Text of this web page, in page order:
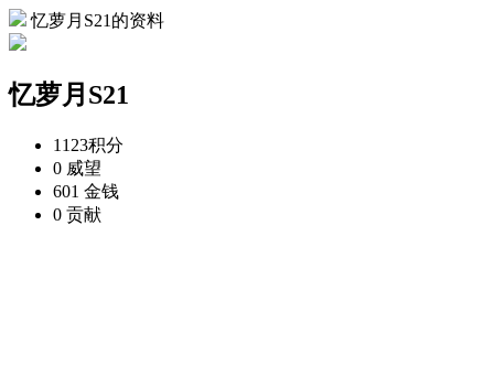
忆萝月S21的资料
忆萝月S21
1123积分
0 威望
601 金钱
0 贡献